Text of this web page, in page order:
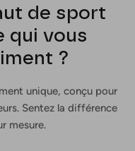
de sport
qui vous
?
unique, conçu pour
Sentez la différence
mesure.